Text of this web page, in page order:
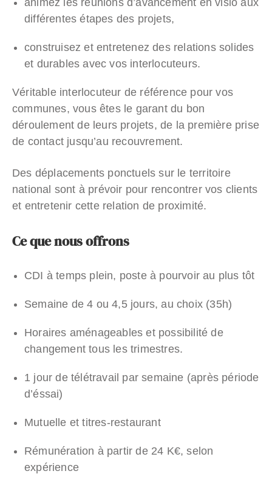
animez les réunions d’avancement en visio aux
différentes étapes des projets,
construisez et entretenez des relations solides
et durables avec vos interlocuteurs.
Véritable interlocuteur de référence pour vos
communes, vous êtes le garant du bon
déroulement de leurs projets, de la première prise
de contact jusqu’au recouvrement.
Des déplacements ponctuels sur le territoire
national sont à prévoir pour rencontrer vos clients
et entretenir cette relation de proximité.
Ce que nous offrons
CDI à temps plein, poste à pourvoir au plus tôt
Semaine de 4 ou 4,5 jours, au choix (35h)
Horaires aménageables et possibilité de
changement tous les trimestres.
1 jour de télétravail par semaine (après période
d’éssai)
Mutuelle et titres-restaurant
Rémunération à partir de 24 K€, selon
expérience